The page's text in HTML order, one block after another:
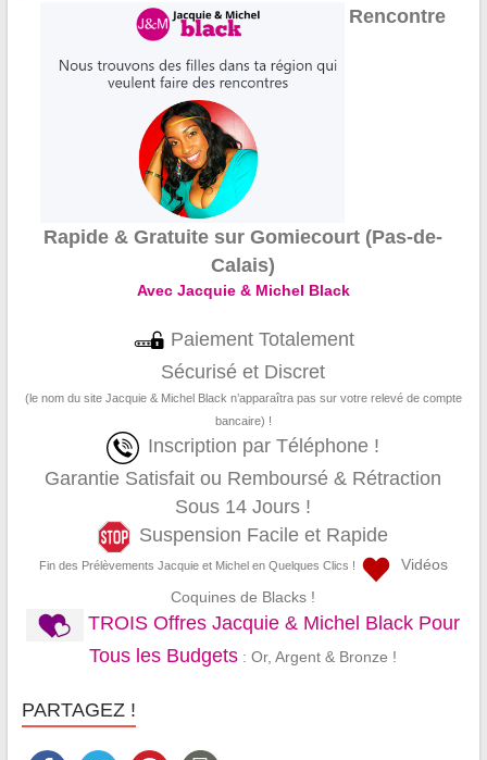
Rencontre
Rapide & Gratuite sur Gomiecourt (Pas-de-
Calais)
Avec Jacquie & Michel Black
Paiement Totalement
Sécurisé et Discret
(le nom du site Jacquie & Michel Black n’apparaîtra pas sur votre relevé de compte
bancaire) !
Inscription par Téléphone !
Garantie Satisfait ou Remboursé & Rétraction
Sous 14 Jours !
Suspension Facile et Rapide
Fin des Prélèvements Jacquie et Michel en Quelques Clics !
Vidéos
Coquines de Blacks !
TROIS Offres Jacquie & Michel Black Pour
Tous les Budgets : Or, Argent & Bronze !
PARTAGEZ !